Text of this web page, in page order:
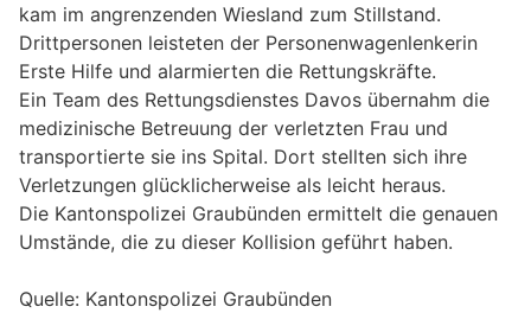
kam im angrenzenden Wiesland zum Stillstand.
Drittpersonen leisteten der Personenwagenlenkerin
Erste Hilfe und alarmierten die Rettungskräfte.
Ein Team des Rettungsdienstes Davos übernahm die
medizinische Betreuung der verletzten Frau und
transportierte sie ins Spital. Dort stellten sich ihre
Verletzungen glücklicherweise als leicht heraus.
Die Kantonspolizei Graubünden ermittelt die genauen
Umstände, die zu dieser Kollision geführt haben.
Quelle: Kantonspolizei Graubünden